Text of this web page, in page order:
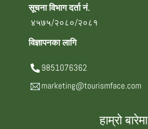
सूचना विभाग दर्ता नं.
४५७५/२०८०/२०८१
विज्ञापनका लागि
9851076362
marketing@tourismface.com
हाम्रो बारेमा